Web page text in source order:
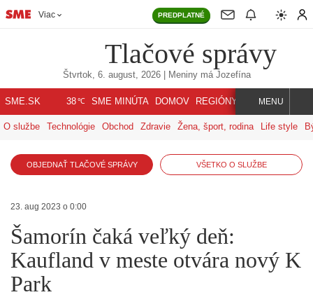
Viac PREDPLATNÉ
Tlačové správy
Štvrtok, 6. august, 2026| Meniny má Jozefína
SME.SK 38℃ SME MINÚTA DOMOV REGIÓNY INDEX SVET
MENU
O službe Technológie Obchod Zdravie Žena, šport, rodina Life style
OBJEDNAŤ TLAČOVÉ SPRÁVY VŠETKO O SLUŽBE
23. aug 2023 o 0:00
Šamorín čaká veľký deň:
Kaufland v meste otvára nový K
Park